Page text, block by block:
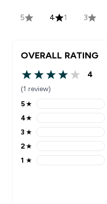
5 4 1 3
OVERALL RATING
4 out of 5 stars
4
(1 review)
5 stars rating 0 reviews
5★
4 stars rating 1 reviews
4★
3 stars rating 0 reviews
3 ★
2 stars rating 0 reviews
2★
1 stars rating 0 reviews
1 ★